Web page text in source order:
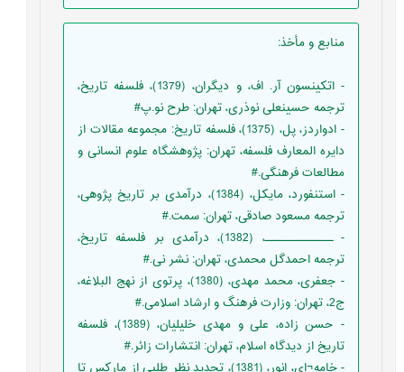
منابع و مأخذ:
- اتکینسون آر. اف، و دیگران، (1379)، فلسفه تاریخ،
ترجمه حسینعلی نوذری، تهران: طرح نو.پ#
- ادواردز، پل، (1375)، فلسفه تاریخ: مجموعه مقالات از
دایره المعارف فلسفه، تهران: پژوهشگاه علوم انسانی و
مطالعات فرهنگی.#
- استنفورد، مایکل، (1384)، درآمدی بر تاریخ پژوهی،
ترجمه مسعود صادقی، تهران: سمت.#
- ـــــــــــــــ، (1382)، درآمدی بر فلسفه تاریخ،
ترجمه احمدگل محمدی، تهران: نشر نی.#
- جعفری، محمد مهدی، (1380)، پرتوی از نهج البلاغه،
ج2، تهران: وزارت فرهنگ و ارشاد اسلامی.#
- حسن زاده، علی و مهدی خلیلیان، (1389)، فلسفه
تاریخ از دیدگاه اسلام، تهران: انتشارات زائر.#